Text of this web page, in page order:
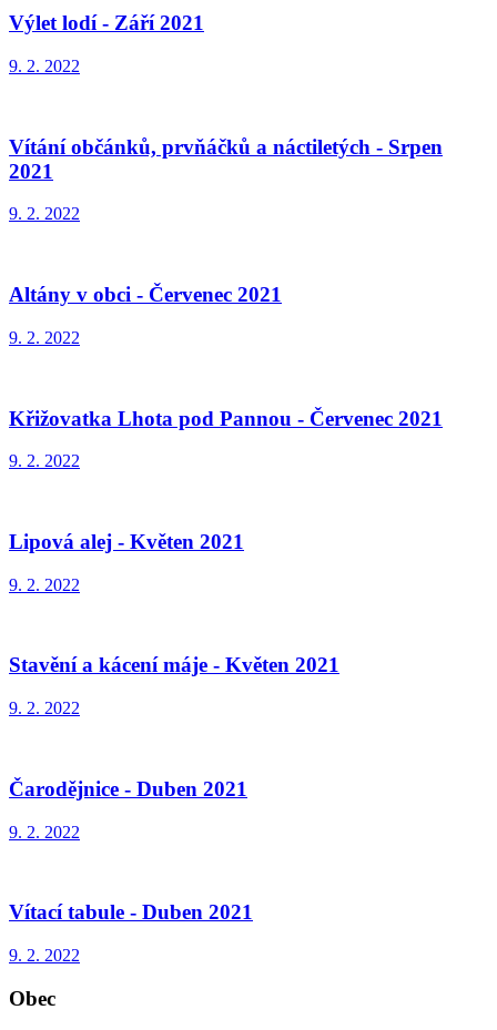
Výlet lodí - Září 2021
9. 2. 2022
Vítání občánků, prvňáčků a náctiletých - Srpen
2021
9. 2. 2022
Altány v obci - Červenec 2021
9. 2. 2022
Křižovatka Lhota pod Pannou - Červenec 2021
9. 2. 2022
Lipová alej - Květen 2021
9. 2. 2022
Stavění a kácení máje - Květen 2021
9. 2. 2022
Čarodějnice - Duben 2021
9. 2. 2022
Vítací tabule - Duben 2021
9. 2. 2022
Obec